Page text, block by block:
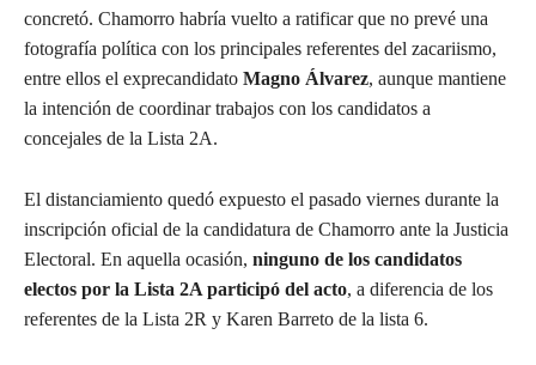
concretó. Chamorro habría vuelto a ratificar que no prevé una
fotografía política con los principales referentes del zacariismo,
entre ellos el exprecandidato Magno Álvarez, aunque mantiene
la intención de coordinar trabajos con los candidatos a
concejales de la Lista 2A.
El distanciamiento quedó expuesto el pasado viernes durante la
inscripción oficial de la candidatura de Chamorro ante la Justicia
Electoral. En aquella ocasión, ninguno de los candidatos
electos por la Lista 2A participó del acto, a diferencia de los
referentes de la Lista 2R y Karen Barreto de la lista 6.